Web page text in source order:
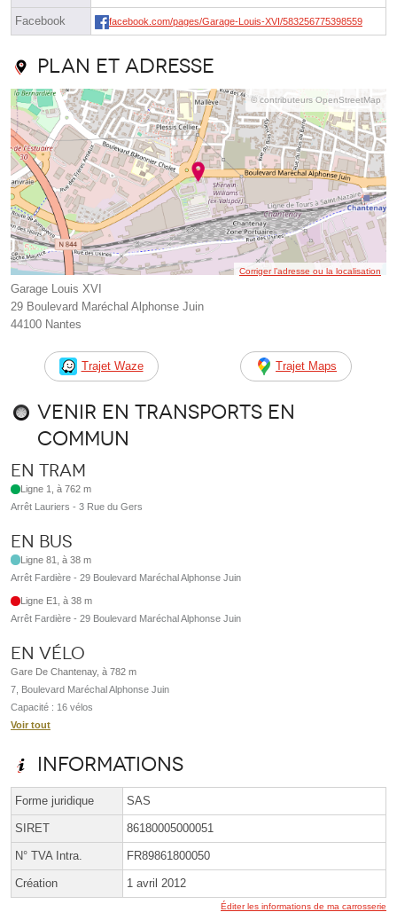
Facebook facebook.com/pages/Garage-Louis-XVI/583256775398559
Plan et adresse
© contributeurs OpenStreetMap
Corriger l’adresse ou la localisation
Garage Louis XVI
29 Boulevard Maréchal Alphonse Juin
44100 Nantes
Trajet Waze Trajet Maps
Venir en transports en
commun
En tram
Ligne 1, à 762 m
Arrêt Lauriers - 3 Rue du Gers
En bus
Ligne 81, à 38 m
Arrêt Fardière - 29 Boulevard Maréchal Alphonse Juin
Ligne E1, à 38 m
Arrêt Fardière - 29 Boulevard Maréchal Alphonse Juin
En vélo
Gare De Chantenay, à 782 m
7, Boulevard Maréchal Alphonse Juin
Capacité : 16 vélos
Voir tout
Informations
Forme juridique SAS
SIRET 86180005000051
N° TVA Intra. FR89861800050
Création 1 avril 2012
Éditer les informations de ma carrosserie